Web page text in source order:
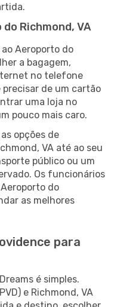
Richmond, VA
Aeroporto do
a bagagem,
no telefone
precisar de um cartão
uma loja no
pouco mais caro.
opções de
VA até ao seu
público ou um
Os funcionários
do
as melhores
para
é simples.
e Richmond, VA